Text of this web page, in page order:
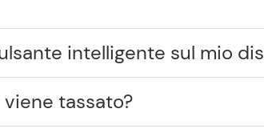
intelligente sul mio
tassato?